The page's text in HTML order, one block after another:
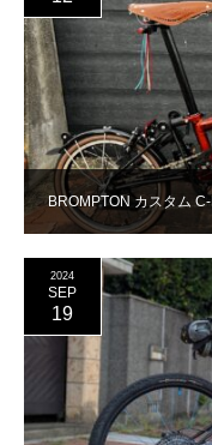
BROMPTON カスタム
2024
SEP
19